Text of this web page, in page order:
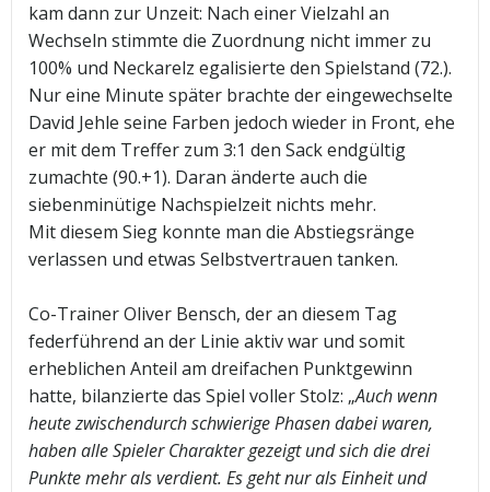
kam dann zur Unzeit: Nach einer Vielzahl an
Wechseln stimmte die Zuordnung nicht immer zu
100% und Neckarelz egalisierte den Spielstand (72.).
Nur eine Minute später brachte der eingewechselte
David Jehle seine Farben jedoch wieder in Front, ehe
er mit dem Treffer zum 3:1 den Sack endgültig
zumachte (90.+1). Daran änderte auch die
siebenminütige Nachspielzeit nichts mehr.
Mit diesem Sieg konnte man die Abstiegsränge
verlassen und etwas Selbstvertrauen tanken.
Co-Trainer Oliver Bensch, der an diesem Tag
federführend an der Linie aktiv war und somit
erheblichen Anteil am dreifachen Punktgewinn
hatte, bilanzierte das Spiel voller Stolz: „Auch wenn
heute zwischendurch schwierige Phasen dabei waren,
haben alle Spieler Charakter gezeigt und sich die drei
Punkte mehr als verdient. Es geht nur als Einheit und